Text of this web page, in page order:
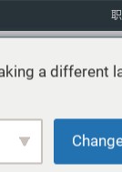
a different